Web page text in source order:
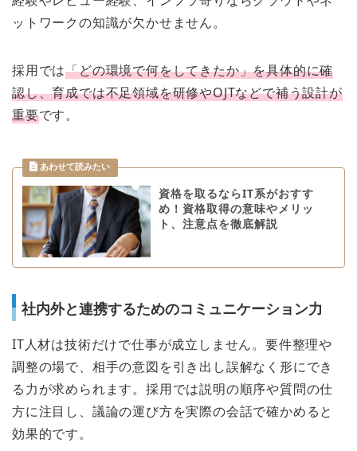
ットワークの知識が欠かせません。
採用では「どの環境で何をしてきたか」を具体的に確
認し、育成では不足領域を研修やOJTなどで補う設計が
重要です。
資格を取るならIT系がおすす
め！資格取得の意味やメリッ
ト、注意点を徹底解説
社内外と連携するためのコミュニケーション力
IT人材は技術だけで仕事が成立しません。要件整理や
調整の場で、相手の意図を引き出し誤解なく形にでき
る力が求められます。採用では説明の順序や質問の仕
方に注目し、議論の運び方を実際の会話で確かめると
効果的です。